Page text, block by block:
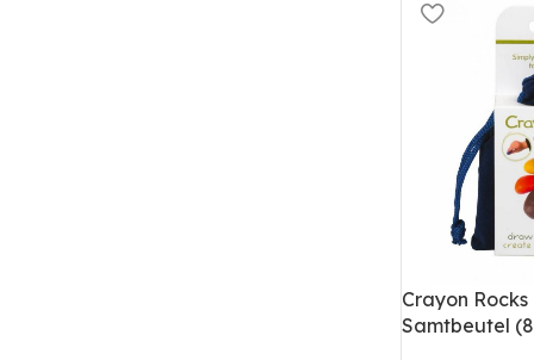
Crayon
Samtbeutel